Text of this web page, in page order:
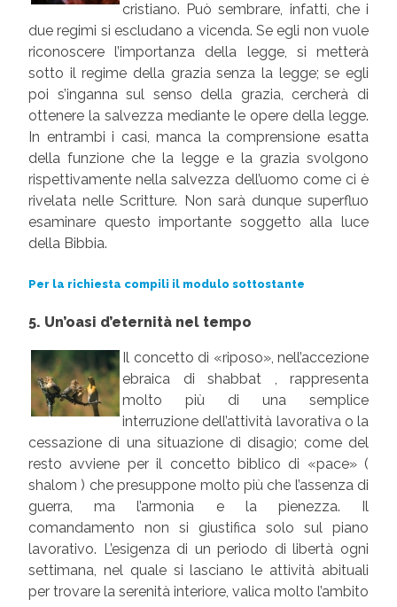
cristiano. Può sembrare, infatti, che i
due regimi si escludano a vicenda. Se egli non vuole
riconoscere l’importanza della legge, si metterà
sotto il regime della grazia senza la legge; se egli
poi s’inganna sul senso della grazia, cercherà di
ottenere la salvezza mediante le opere della legge.
In entrambi i casi, manca la comprensione esatta
della funzione che la legge e la grazia svolgono
rispettivamente nella salvezza dell’uomo come ci è
rivelata nelle Scritture. Non sarà dunque superfluo
esaminare questo importante soggetto alla luce
della Bibbia.
Per la richiesta compili il modulo sottostante
5. Un’oasi d’eternità nel tempo
Il concetto di «riposo», nell’accezione
ebraica di shabbat , rappresenta
molto più di una semplice
interruzione dell’attività lavorativa o la
cessazione di una situazione di disagio; come del
resto avviene per il concetto biblico di «pace» (
shalom ) che presuppone molto più che l’assenza di
guerra, ma l’armonia e la pienezza. Il
comandamento non si giustifica solo sul piano
lavorativo. L’esigenza di un periodo di libertà ogni
settimana, nel quale si lasciano le attività abituali
per trovare la serenità interiore, valica molto l’ambito